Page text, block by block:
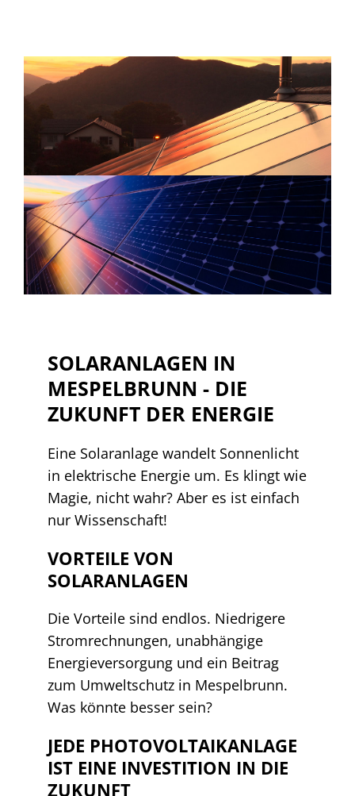
SOLARANLAGEN IN
MESPELBRUNN - DIE
ZUKUNFT DER ENERGIE
Eine Solaranlage wandelt Sonnenlicht
in elektrische Energie um. Es klingt wie
Magie, nicht wahr? Aber es ist einfach
nur Wissenschaft!
VORTEILE VON
SOLARANLAGEN
Die Vorteile sind endlos. Niedrigere
Stromrechnungen, unabhängige
Energieversorgung und ein Beitrag
zum Umweltschutz in Mespelbrunn.
Was könnte besser sein?
JEDE PHOTOVOLTAIKANLAGE
IST EINE INVESTITION IN DIE
ZUKUNFT